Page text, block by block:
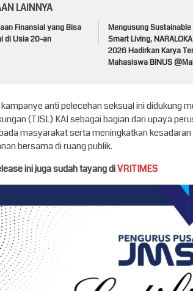
LAINNYA
Finansial yang Bisa
di Usia 20-an
Mengusung Sustainable
Smart Living, NARALOKA
2026 Hadirkan Karya
Mahasiswa BINUS
anti pelecehan seksual ini didukung
(TJSL) KAI sebagai bagian dari upaya
masyarakat serta meningkatkan
bersama di ruang publik.
ini juga sudah tayang diVRITIMES